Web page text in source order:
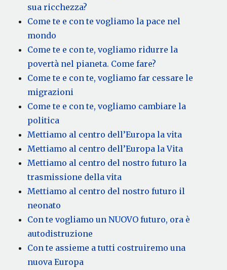
sua ricchezza?
Come te e con te vogliamo la pace nel
mondo
Come te e con te, vogliamo ridurre la
povertà nel pianeta. Come fare?
Come te e con te, vogliamo far cessare le
migrazioni
Come te e con te, vogliamo cambiare la
politica
Mettiamo al centro dell’Europa la vita
Mettiamo al centro dell’Europa la Vita
Mettiamo al centro del nostro futuro la
trasmissione della vita
Mettiamo al centro del nostro futuro il
neonato
Con te vogliamo un NUOVO futuro, ora è
autodistruzione
Con te assieme a tutti costruiremo una
nuova Europa